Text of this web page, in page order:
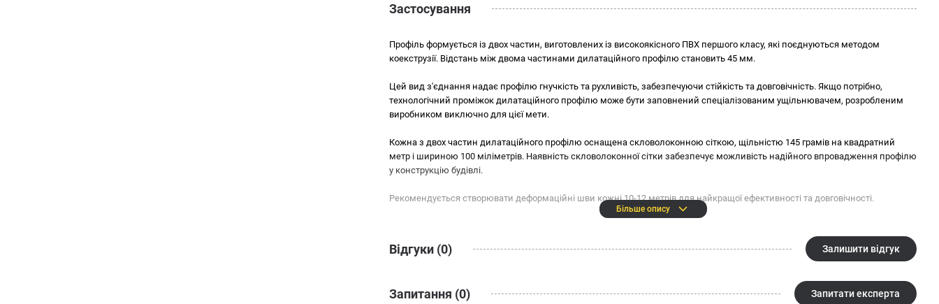
Застосування
Профіль формується із двох частин, виготовлених із високоякісного ПВХ першого класу, які поєднуються методом
коекструзії. Відстань між двома частинами дилатаційного профілю становить 45 мм.
Цей вид з'єднання надає профілю гнучкість та рухливість, забезпечуючи стійкість та довговічність. Якщо потрібно,
технологічний проміжок дилатаційного профілю може бути заповнений спеціалізованим ущільнювачем, розробленим
виробником виключно для цієї мети.
Кожна з двох частин дилатаційного профілю оснащена скловолоконною сіткою, щільністю 145 грамів на квадратний
метр і шириною 100 міліметрів. Наявність скловолоконної сітки забезпечує можливість надійного впровадження профілю
у конструкцію будівлі.
Рекомендується створювати деформаційні шви кожні 10-12 метрів для найкращої ефективності та довговічності.
Більше опису
Відгуки (0) Залишити відгук
Запитання (0) Запитати експерта